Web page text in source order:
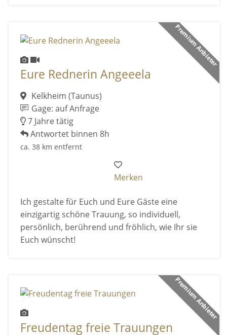
Premium Anbieter
Eure Rednerin Angeeela
Kelkheim (Taunus)
Gage: auf Anfrage
7 Jahre tätig
Antwortet binnen 8h
ca. 38 km entfernt
Merken
Ich gestalte für Euch und Eure Gäste eine
einzigartig schöne Trauung, so individuell,
persönlich, berührend und fröhlich, wie Ihr sie
Euch wünscht!
Premium Anbieter
Freudentag freie Trauungen